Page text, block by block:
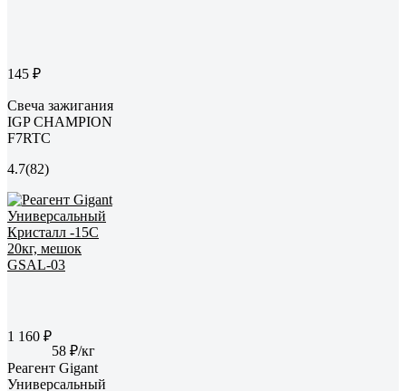
145 ₽
Свеча зажигания
IGP CHAMPION
F7RTC
4.7(82)
1 160 ₽
58 ₽/кг
Реагент Gigant
Универсальный